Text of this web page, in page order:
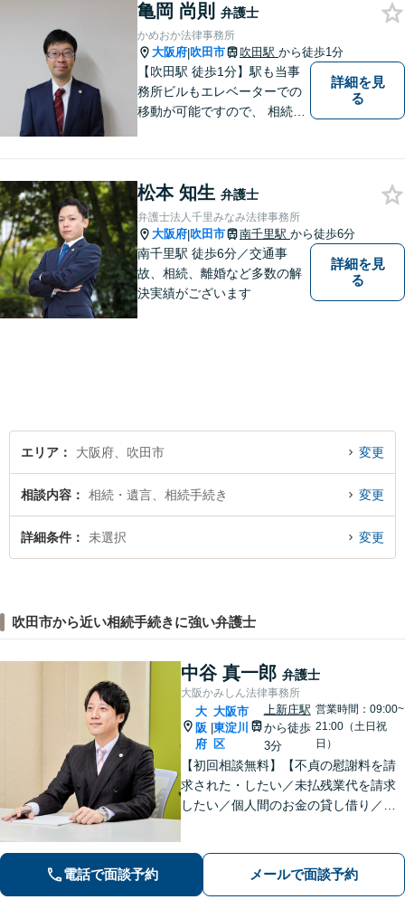
ごとに対応！まずは無料相談
にお越しください。【完全個
室対応】
亀岡 尚則 弁護士
かめおか法律事務所
大阪府|吹田市 吹田駅 から徒歩1分
【吹田駅 徒歩1分】駅も当事
務所ビルもエレベーターでの
移動が可能ですので、 相続の
あれば出張相談にも応じてお
りますのでお気軽にご相談く
ださい。
詳細を見
る
松本 知生 弁護士
弁護士法人千里みなみ法律事務所
大阪府|吹田市 南千里駅 から徒歩6分
南千里駅 徒歩6分／交通事
故、相続、離婚など多数の解
決実績がございます
詳細を見
る
エリア 大阪府、吹田市 変更
相談内容 相続・遺言、相続手続き 変更
詳細条件 未選択 変更
吹田市から近い相続手続きに強い弁護士
中谷 真一郎 弁護士
大阪かみしん法律事務所
大
阪
府
大阪市
東淀川
区
上新庄駅
から徒歩
3分
営業時間：09:00~
21:00（土日祝
日）
【初回相談無料】【不貞の慰謝料を請
求された・したい／未払残業代を請求
したい／個人間のお金の貸し借り／交
り。【弁護士歴10年以上】【当日、夜
間・休日相談可】
電話で面談予約 メールで面談予約